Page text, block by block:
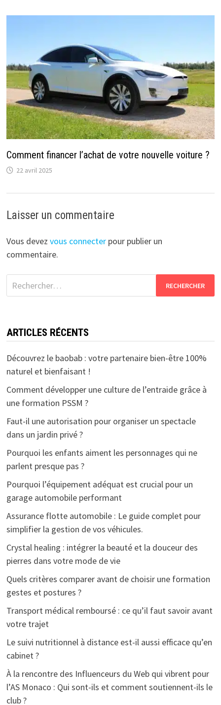
Comment financer l’achat de votre nouvelle voiture ?
22 avril 2025
Laisser un commentaire
Vous devez vous connecterpour publier un
commentaire.
Rechercher :
ARTICLES RÉCENTS
Découvrez le baobab : votre partenaire bien-être 100%
naturel et bienfaisant !
Comment développer une culture de l’entraide grâce à
une formation PSSM ?
Faut-il une autorisation pour organiser un spectacle
dans un jardin privé ?
Pourquoi les enfants aiment les personnages qui ne
parlent presque pas ?
Pourquoi l’équipement adéquat est crucial pour un
garage automobile performant
Assurance flotte automobile : Le guide complet pour
simplifier la gestion de vos véhicules.
Crystal healing : intégrer la beauté et la douceur des
pierres dans votre mode de vie
Quels critères comparer avant de choisir une formation
gestes et postures ?
Transport médical remboursé : ce qu’il faut savoir avant
votre trajet
Le suivi nutritionnel à distance est-il aussi efficace qu’en
cabinet ?
À la rencontre des Influenceurs du Web qui vibrent pour
l’AS Monaco : Qui sont-ils et comment soutiennent-ils le
club ?